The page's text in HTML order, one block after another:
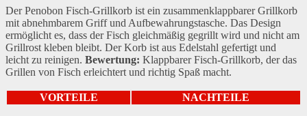
Der Penobon Fisch-Grillkorb ist ein zusammenklappbarer Grillkorb
mit abnehmbarem Griff und Aufbewahrungstasche. Das Design
ermöglicht es, dass der Fisch gleichmäßig gegrillt wird und nicht am
Grillrost kleben bleibt. Der Korb ist aus Edelstahl gefertigt und
leicht zu reinigen. Bewertung: Klappbarer Fisch-Grillkorb, der das
Grillen von Fisch erleichtert und richtig Spaß macht.
VORTEILE NACHTEILE